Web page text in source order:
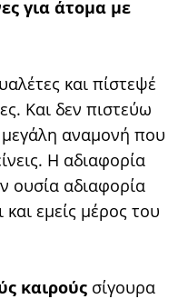
για άτομα με
και πίστεψέ
Και δεν πιστεύω
αναμονή που
Η αδιαφορία
ουσία αδιαφορία
και εμείς μέρος του
καιρούς σίγουρα